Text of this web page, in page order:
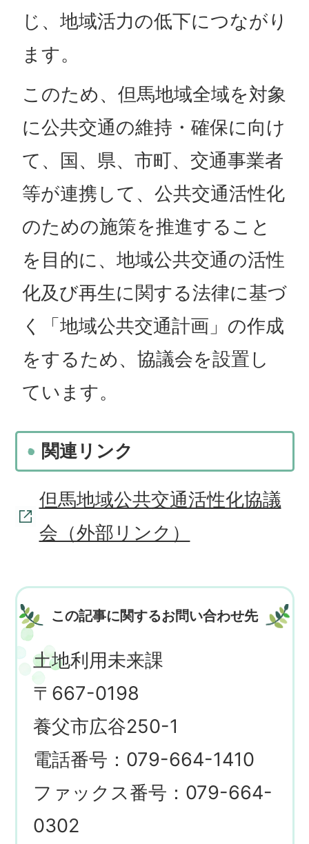
じ、地域活力の低下につながり
ます。
このため、但馬地域全域を対象
に公共交通の維持・確保に向け
て、国、県、市町、交通事業者
等が連携して、公共交通活性化
のための施策を推進すること
を目的に、地域公共交通の活性
化及び再生に関する法律に基づ
く「地域公共交通計画」の作成
をするため、協議会を設置し
ています。
関連リンク
但馬地域公共交通活性化協議
会（外部リンク）
この記事に関するお問い合わせ先
土地利用未来課
〒667-0198
養父市広谷250-1
電話番号：079-664-1410
ファックス番号：079-664-
0302